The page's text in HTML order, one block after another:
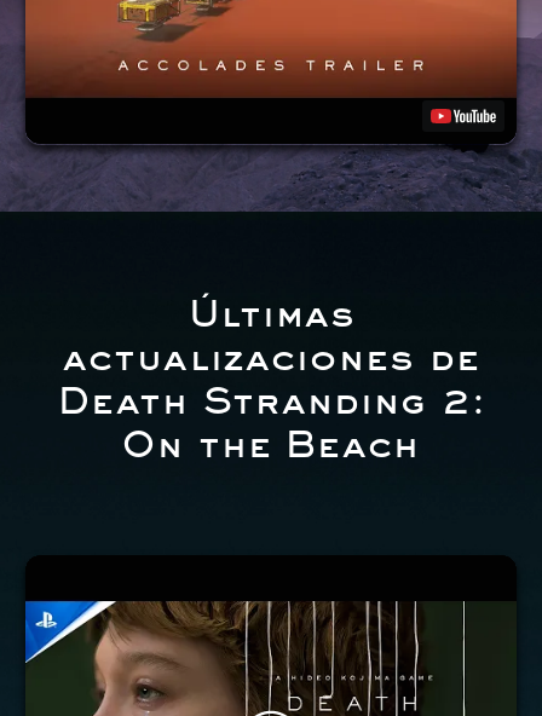
Últimas
actualizaciones de
Death Stranding 2:
On the Beach